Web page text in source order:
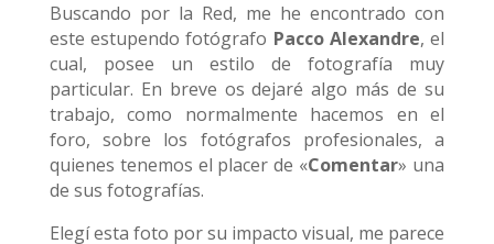
Buscando por la Red, me he encontrado con
este estupendo fotógrafo Pacco Alexandre, el
cual, posee un estilo de fotografía muy
particular. En breve os dejaré algo más de su
trabajo, como normalmente hacemos en el
foro, sobre los fotógrafos profesionales, a
quienes tenemos el placer de «Comentar» una
de sus fotografías.
Elegí esta foto por su impacto visual, me parece